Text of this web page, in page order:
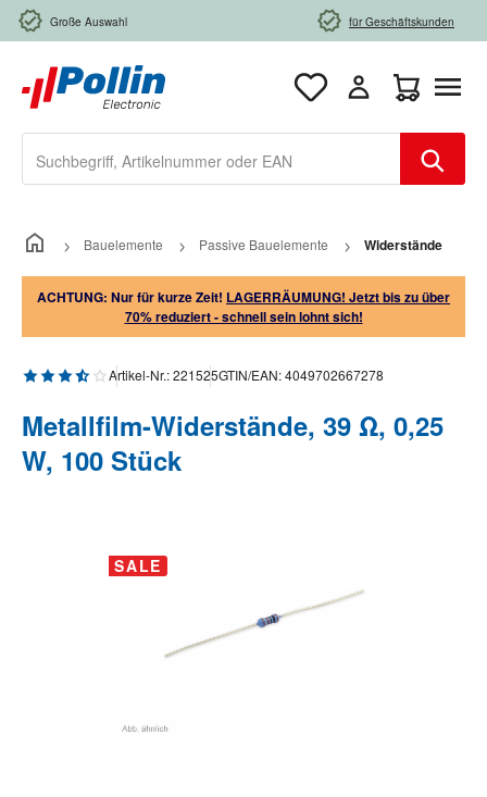
Zum Hauptinhalt springen
Große Auswahl für Geschäftskunden
Bauelemente Passive Bauelemente Widerstände
ACHTUNG: Nur für kurze Zeit! LAGERRÄUMUNG! Jetzt bis zu über
70% reduziert - schnell sein lohnt sich!
Durchschnittliche Bewertung von 3.5 von 5 Sternen
Artikel-Nr.:221525GTIN/EAN:4049702667278
Metallfilm-Widerstände, 39 Ω, 0,25
W, 100 Stück
Bildergalerie überspringen
SALE